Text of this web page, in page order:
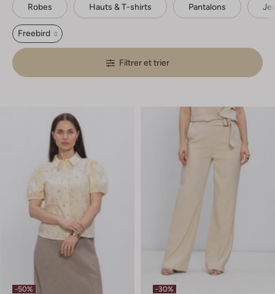
Robes Hauts & T-shirts Pantalons
Freebird
Filtrer et trier
-50% -30%